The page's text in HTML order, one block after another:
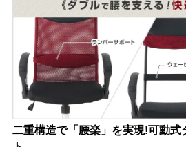
二重構造で「腰楽」を実現!可動式